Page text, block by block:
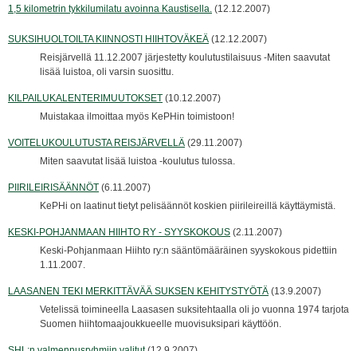
1,5 kilometrin tykkilumilatu avoinna Kaustisella. (12.12.2007)
SUKSIHUOLTOILTA KIINNOSTI HIIHTOVÄKEÄ (12.12.2007)
Reisjärvellä 11.12.2007 järjestetty koulutustilaisuus -Miten saavutat
lisää luistoa, oli varsin suosittu.
KILPAILUKALENTERIMUUTOKSET (10.12.2007)
Muistakaa ilmoittaa myös KePHin toimistoon!
VOITELUKOULUTUSTA REISJÄRVELLÄ (29.11.2007)
Miten saavutat lisää luistoa -koulutus tulossa.
PIIRILEIRISÄÄNNÖT (6.11.2007)
KePHi on laatinut tietyt pelisäännöt koskien piirileireillä käyttäymistä.
KESKI-POHJANMAAN HIIHTO RY - SYYSKOKOUS (2.11.2007)
Keski-Pohjanmaan Hiihto ry:n sääntömääräinen syyskokous pidettiin
1.11.2007.
LAASANEN TEKI MERKITTÄVÄÄ SUKSEN KEHITYSTYÖTÄ (13.9.2007)
Vetelissä toimineella Laasasen suksitehtaalla oli jo vuonna 1974 tarjota
Suomen hiihtomaajoukkueelle muovisuksipari käyttöön.